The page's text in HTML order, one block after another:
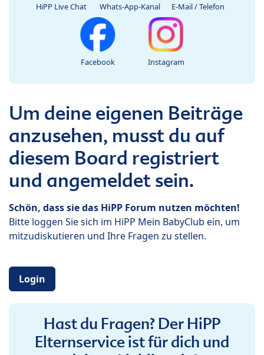
HiPP Live Chat Whats-App-Kanal E-Mail / Telefon
Facebook Instagram
Um deine eigenen Beiträge
anzusehen, musst du auf
diesem Board registriert
und angemeldet sein.
Schön, dass sie das HiPP Forum nutzen möchten!
Bitte loggen Sie sich im HiPP Mein BabyClub ein, um
mitzudiskutieren und Ihre Fragen zu stellen.
Login
Hast du Fragen? Der HiPP
Elternservice ist für dich und